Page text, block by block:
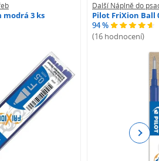
modrá 3 ks
Další Náplně do
Pilot FriXion Ball
94 %
(16 hodnocení)
Next